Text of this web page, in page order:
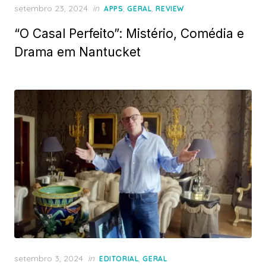
Posted
setembro 23, 2024 in APPS,GERAL,REVIEW
“O Casal Perfeito”: Mistério, Comédia e
Drama em Nantucket
Posted
setembro 3, 2024 in EDITORIAL,GERAL